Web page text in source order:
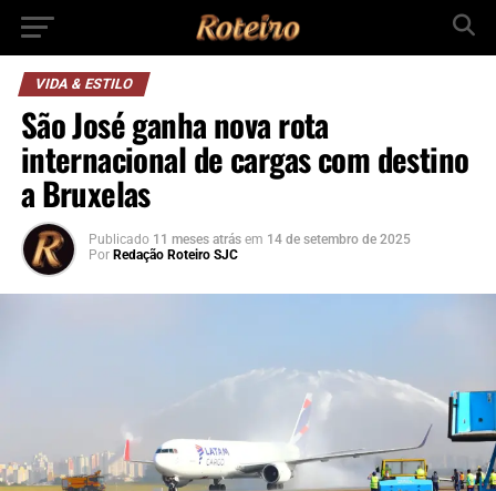
VIDA & ESTILO
São José ganha nova rota
internacional de cargas com destino
a Bruxelas
Publicado 11 meses atrás em 14 de setembro de 2025
Por Redação Roteiro SJC